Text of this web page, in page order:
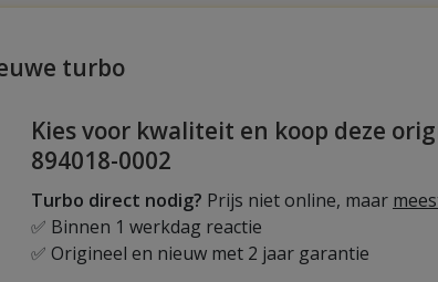
turbo
Kies voor kwaliteit en koop deze
894018-0002
Turbo direct nodig? Prijs niet online, maar
✅ Binnen 1 werkdag reactie
✅ Origineel en nieuw met 2 jaar garantie